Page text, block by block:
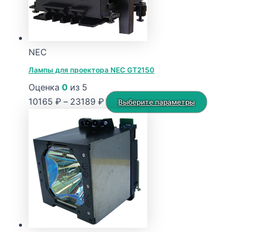
NEC
Лампы для проектора NEC GT2150
Оценка 0 из 5
10165 ₽ – 23189 ₽Диапазон
цен:
10165 ₽
23189 ₽
Выберите параметры
Этот